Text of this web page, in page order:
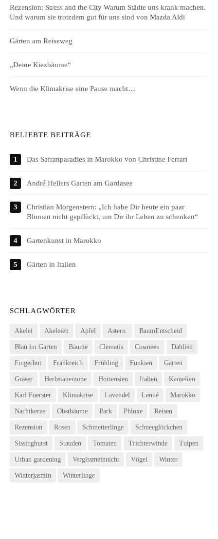
Rezension: Stress and the City Warum Städte uns krank machen.
Und warum sie trotzdem gut für uns sind von Mazda Aldi
Gärten am Reiseweg
„Deine Kiezbäume“
Wenn die Klimakrise eine Pause macht…
BELIEBTE BEITRÄGE
Das Safranparadies in Marokko von Christine Ferrari
André Hellers Garten am Gardasee
Christian Morgenstern: „Ich habe Dir heute ein paar
Blumen nicht gepflückt, um Dir ihr Leben zu schenken“
Gartenkunst in Marokko
Gärten in Italien
SCHLAGWÖRTER
Akelei Akeleien Apfel Astern. BaumEntscheid
Blau im Garten Bäume Clematis Cosmeen Dahlien
Fingerhut Frankreich Frühling Funkien Garten
Gräser Herbstanemone Hortensien Italien Kamelien
Karl Foerster Klimakrise Lavendel Lenné Marokko
Nachtkerze Obstbäume Park Phloxe Reisen
Rezension Rosen Schmetterlinge Schneeglöckchen
Sissinghurst Stauden Tomaten Trichterwinde Tulpen
Urban gardening Vergissmeinnicht Vögel Winter
Winterjasmin Winterlinge